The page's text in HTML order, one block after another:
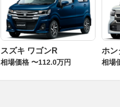
スズキ ワゴンR
相場価格 〜112.0万円
ホン
相場